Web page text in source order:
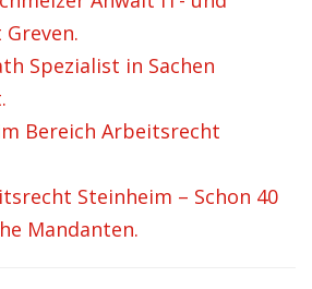
Spezialist in Sachen
Bereich Arbeitsrecht
Steinheim – Schon 40
Mandanten.